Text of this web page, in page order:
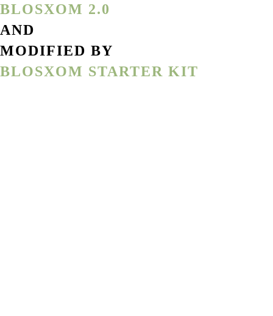
BLOSXOM 2.0
AND
MODIFIED BY
BLOSXOM STARTER KIT